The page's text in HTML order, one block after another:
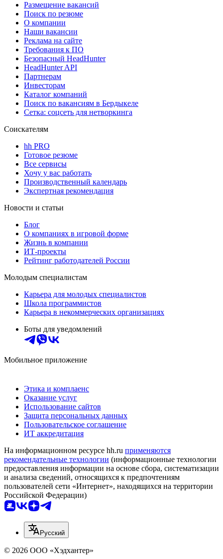
Размещение вакансий
Поиск по резюме
О компании
Наши вакансии
Реклама на сайте
Требования к ПО
Безопасный HeadHunter
HeadHunter API
Партнерам
Инвесторам
Каталог компаний
Поиск по вакансиям в Бердыкеле
Сетка: соцсеть для нетворкинга
Соискателям
hh PRO
Готовое резюме
Все сервисы
Хочу у вас работать
Производственный календарь
Экспертная рекомендация
Новости и статьи
Блог
О компаниях в игровой форме
Жизнь в компании
ИТ-проекты
Рейтинг работодателей России
Молодым специалистам
Карьера для молодых специалистов
Школа программистов
Карьера в некоммерческих организациях
Боты для уведомлений
Мобильное приложение
Этика и комплаенс
Оказание услуг
Использование сайтов
Защита персональных данных
Пользовательское соглашение
ИТ аккредитация
На информационном ресурсе hh.ru применяются
рекомендательные технологии (информационные технологии
предоставления информации на основе сбора, систематизации
и анализа сведений, относящихся к предпочтениям
пользователей сети «Интернет», находящихся на территории
Российской Федерации)
Русский
© 2026 ООО «Хэдхантер»